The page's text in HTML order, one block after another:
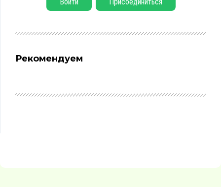
Войти Присоединиться
Рекомендуем